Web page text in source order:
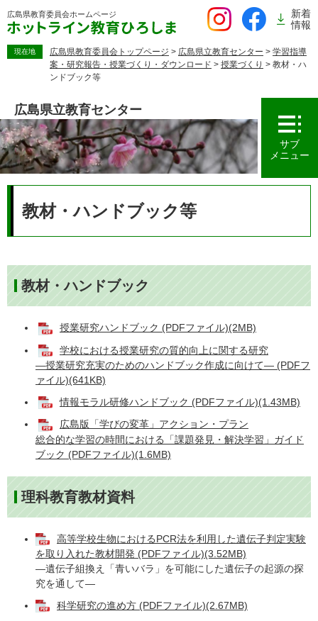
ー
す。
広島県教育委員会ホームページ
新着
情報
現在地 広島県教育委員会トップページ > 広島県立教育センター > 学習指導
案・研究報告・授業づくり・ダウンロード > 授業づくり > 教材・ハ
ンドブック等
広島県立教育センター
サブ
メニュー
教材・ハンドブック等
教材・ハンドブック
授業研究ハンドブック (PDFファイル)(2MB)
学校における授業研究の質的向上に関する研究
―授業研究充実のためのハンドブック作成に向けて― (PDFフ
ァイル)(641KB)
情報モラル研修ハンドブック (PDFファイル)(1.43MB)
広島版「学びの変革」アクション・プラン
総合的な学習の時間における「課題発見・解決学習」ガイド
ブック (PDFファイル)(1.6MB)
理科教育教材資料
高等学校生物におけるPCR法を利用した遺伝子判定実験
を取り入れた教材開発 (PDFファイル)(3.52MB)
―遺伝子組換え「青いバラ」を可能にした遺伝子の起源の探
究を通して―
科学研究の進め方 (PDFファイル)(2.67MB)